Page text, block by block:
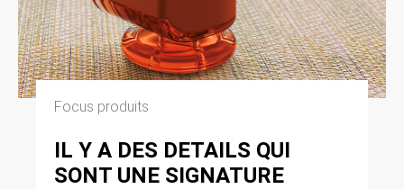
Focus produits
IL Y A DES DETAILS QUI
SONT UNE SIGNATURE